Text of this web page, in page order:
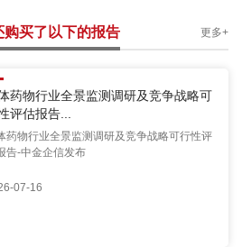
买了以下的报告 更多+
药物行业全景监测调研及竞争战略可
评估报告...
药物行业全景监测调研及竞争战略可行性评
告-中金企信发布
07-16